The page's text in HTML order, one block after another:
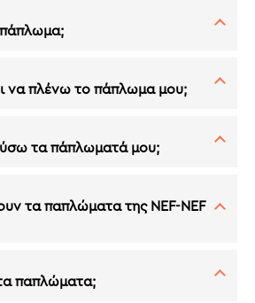
να πλένω το πάπλωμα μου;
τα πάπλωματά μου;
τα παπλώματα της NEF-NEF
παπλώματα;